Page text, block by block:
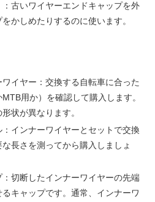
古いワイヤーエンドキャップを外
かしめたりするのに使います。
イヤー：交換する自転車に合った
用か）を確認して購入します。
状が異なります。
インナーワイヤーとセットで交換
長さを測ってから購入しましょ
切断したインナーワイヤーの先端
キャップです。通常、インナーワ